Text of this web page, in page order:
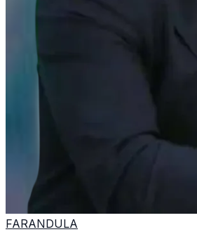
FARANDULA